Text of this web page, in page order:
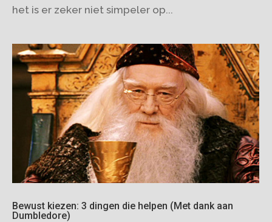
het is er zeker niet simpeler op...
Bewust kiezen: 3 dingen die helpen (Met dank aan
Dumbledore)